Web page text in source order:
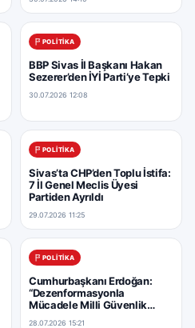
POLITIKA
BBP Sivas İl Başkanı Hakan
Sezerer’den İYİ Parti’ye Tepki
30.07.2026 12:08
POLITIKA
Sivas’ta CHP’den Toplu İstifa:
7 İl Genel Meclis Üyesi
Partiden Ayrıldı
29.07.2026 11:25
POLITIKA
Cumhurbaşkanı Erdoğan:
“Dezenformasyonla
Mücadele Milli Güvenlik
28.07.2026 15:21